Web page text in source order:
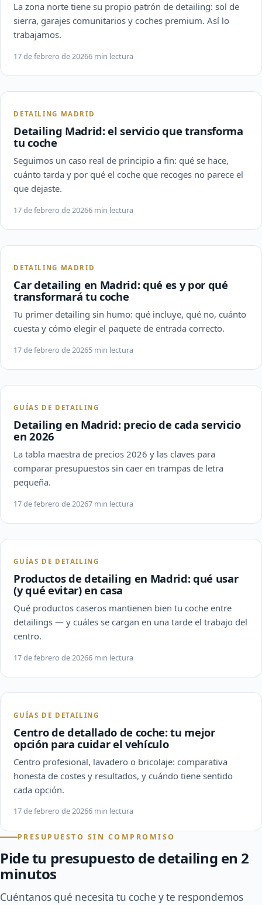
La zona norte tiene su propio patrón de detailing: sol de
sierra, garajes comunitarios y coches premium. Así lo
trabajamos.
17 de febrero de 20266 min lectura
DETAILING MADRID
Detailing Madrid: el servicio que transforma
tu coche
Seguimos un caso real de principio a fin: qué se hace,
cuánto tarda y por qué el coche que recoges no parece el
que dejaste.
17 de febrero de 20266 min lectura
DETAILING MADRID
Car detailing en Madrid: qué es y por qué
transformará tu coche
Tu primer detailing sin humo: qué incluye, qué no, cuánto
cuesta y cómo elegir el paquete de entrada correcto.
17 de febrero de 20265 min lectura
GUÍAS DE DETAILING
Detailing en Madrid: precio de cada servicio
en 2026
La tabla maestra de precios 2026 y las claves para
comparar presupuestos sin caer en trampas de letra
pequeña.
17 de febrero de 20267 min lectura
GUÍAS DE DETAILING
Productos de detailing en Madrid: qué usar
(y qué evitar) en casa
Qué productos caseros mantienen bien tu coche entre
detailings — y cuáles se cargan en una tarde el trabajo del
centro.
17 de febrero de 20266 min lectura
GUÍAS DE DETAILING
Centro de detallado de coche: tu mejor
opción para cuidar el vehículo
Centro profesional, lavadero o bricolaje: comparativa
honesta de costes y resultados, y cuándo tiene sentido
cada opción.
17 de febrero de 20266 min lectura
PRESUPUESTO SIN COMPROMISO
Pide tu presupuesto de detailing en 2
minutos
Cuéntanos qué necesita tu coche y te respondemos